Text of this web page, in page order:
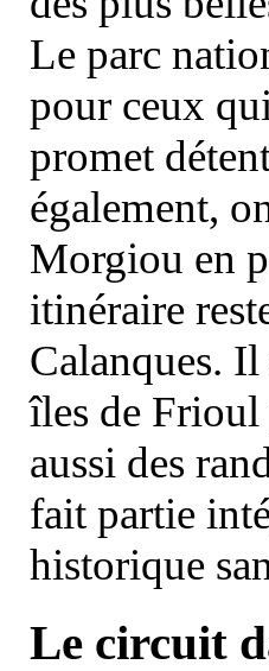
Le parc
pour ceux
promet
également,
Morgiou en
itinéraire
Calanques.
îles de Frioul
aussi des
fait partie
historique
Le circuit